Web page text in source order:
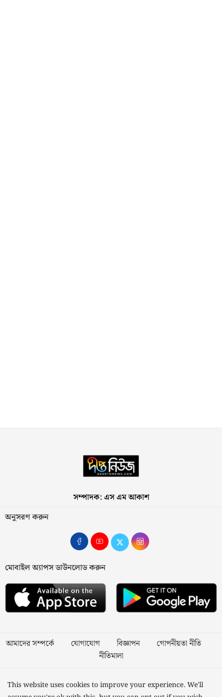
সম্পাদক: এস এম আকাশ
অনুসরণ করুন
মোবাইল অ্যাপস ডাউনলোড করুন
আমাদের সম্পর্কে যোগাযোগ বিজ্ঞাপন
গোপনীয়তা নীতি
নীতিমালা
স্বত্ব © ২০২৩ কাজী মিডিয়া লিমিটেড
This website uses cookies to improve your experience. We'll